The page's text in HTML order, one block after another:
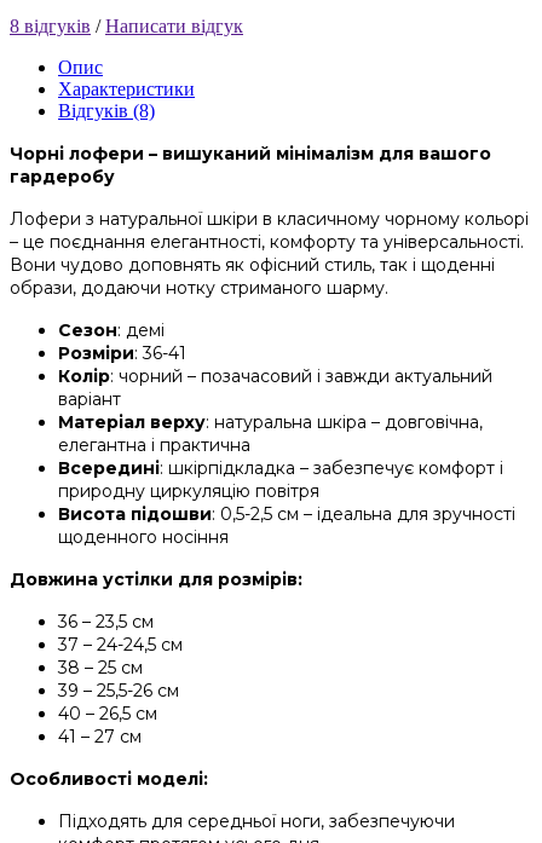
8 відгуків /Написати відгук
Опис
Характеристики
Відгуків (8)
Чорні лофери – вишуканий мінімалізм для вашого
гардеробу
Лофери з натуральної шкіри в класичному чорному кольорі
– це поєднання елегантності, комфорту та універсальності.
Вони чудово доповнять як офісний стиль, так і щоденні
образи, додаючи нотку стриманого шарму.
Сезон: демі
Розміри: 36-41
Колір: чорний – позачасовий і завжди актуальний
варіант
Матеріал верху: натуральна шкіра – довговічна,
елегантна і практична
Всередині: шкірпідкладка – забезпечує комфорт і
природну циркуляцію повітря
Висота підошви: 0,5-2,5 см – ідеальна для зручності
щоденного носіння
Довжина устілки для розмірів:
36 – 23,5 см
37 – 24-24,5 см
38 – 25 см
39 – 25,5-26 см
40 – 26,5 см
41 – 27 см
Особливості моделі:
Підходять для середньої ноги, забезпечуючи